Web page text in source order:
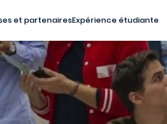
et partenairesExpérience étudiante